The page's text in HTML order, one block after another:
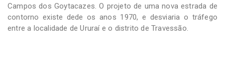
Campos dos Goytacazes. O projeto de uma nova estrada de
contorno existe dede os anos 1970, e desviaria o tráfego
entre a localidade de Ururaí e o distrito de Travessão.